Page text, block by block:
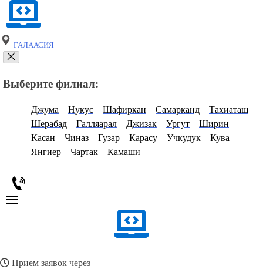
ГАЛААСИЯ
Выберите филиал:
Джума Нукус Шафиркан Самарканд
Тахиаташ
Шерабад
Галляарал Джизак Ургут
Ширин
Касан
Чиназ Гузар Карасу Учкудук
Кува
Янгиер
Чартак Камаши
Прием заявок через